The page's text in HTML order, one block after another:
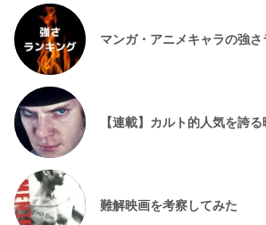
マンガ・アニメキャラの強
【連載】カルト的人気を誇
難解映画を考察してみた